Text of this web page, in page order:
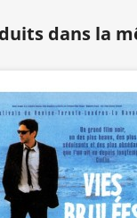
dans la